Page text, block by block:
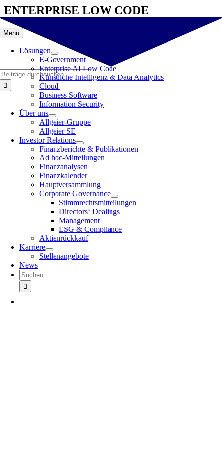
Zum
Inhalt
springen
Menü
Lösungen
E-Government
Enterprise AI Low Code
Künstliche Intelligenz & Data Analytics
Cloud
Business Software
Information Security
Über uns
Allgeier-Gruppe
Allgeier SE
Investor Relations
Finanzberichte & Publikationen
Ad hoc-Mitteilungen
Finanzanalysen
Finanzkalender
Hauptversammlung
Corporate Governance
Stimmrechtsmitteilungen
Directors‘ Dealings
Management
ESG & Compliance
Aktienrückkauf
Karriere
Stellenangebote
News
Suche
nach:
ENTERPRISE LOW CODE